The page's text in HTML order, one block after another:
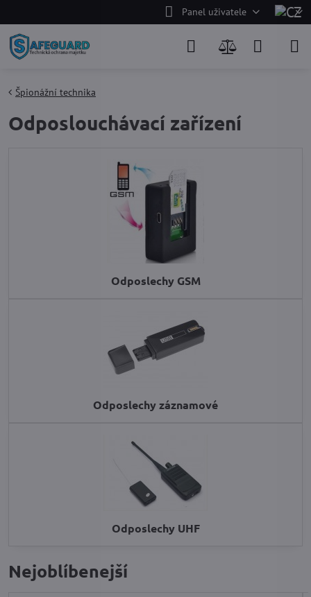
Panel uživatele
Špionážní technika
Odposlouchávací zařízení
Odposlechy GSM
Odposlechy záznamové
Odposlechy UHF
Nejoblíbenejší